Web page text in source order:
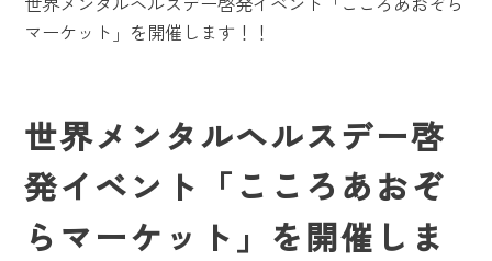
マーケット」を開催します！！
世界メンタルヘルスデー啓
発イベント「こころあおぞ
らマーケット」を開催しま